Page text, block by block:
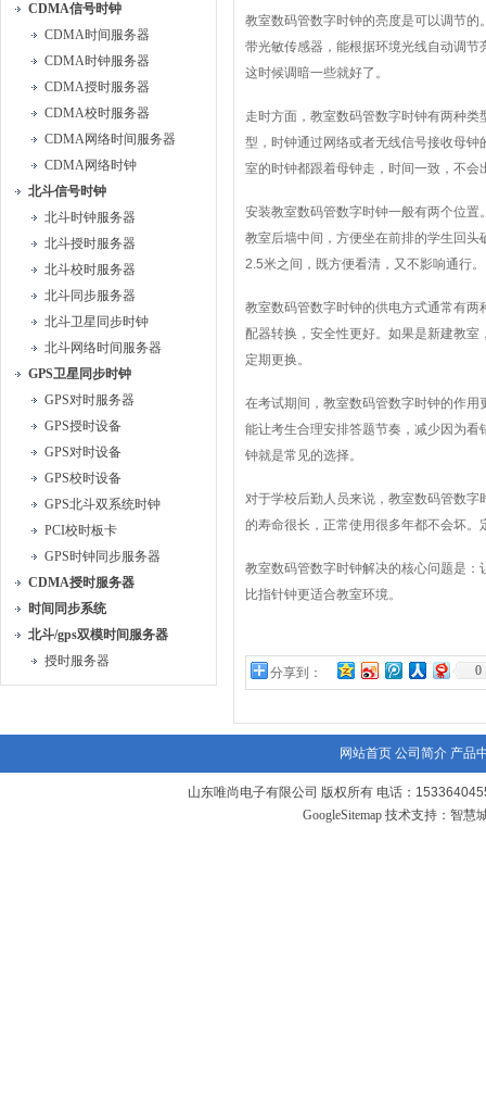
CDMA信号时钟
CDMA时间服务器
CDMA时钟服务器
CDMA授时服务器
CDMA校时服务器
CDMA网络时间服务器
CDMA网络时钟
北斗信号时钟
北斗时钟服务器
北斗授时服务器
北斗校时服务器
北斗同步服务器
北斗卫星同步时钟
北斗网络时间服务器
GPS卫星同步时钟
GPS对时服务器
GPS授时设备
GPS对时设备
GPS校时设备
GPS北斗双系统时钟
PCI校时板卡
GPS时钟同步服务器
CDMA授时服务器
时间同步系统
北斗/gps双模时间服务器
授时服务器
教室数码管数字时钟的亮度是可以调节
带光敏传感器，能根据环境光线自动调
这时候调暗一些就好了。
走时方面，教室数码管数字时钟有两种
型，时钟通过网络或者无线信号接收母
室的时钟都跟着母钟走，时间一致，不
安装教室数码管数字时钟一般有两个位
教室后墙中间，方便坐在前排的学生回
2.5米之间，既方便看清，又不影响通行。
教室数码管数字时钟的供电方式通常有
配器转换，安全性更好。如果是新建教
定期更换。
在考试期间，教室数码管数字时钟的作
能让考生合理安排答题节奏，减少因为
钟就是常见的选择。
对于学校后勤人员来说，教室数码管数
的寿命很长，正常使用很多年都不会坏
教室数码管数字时钟解决的核心问题是
比指针钟更适合教室环境。
分享到： 0
网站首页 公司简介 产品
山东唯尚电子有限公司 版权所有 电话：
GoogleSitemap技术支持： 智慧